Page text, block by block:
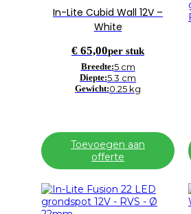
In-Lite Cubid Wall 12V –
White
€ 65,00per stuk
Breedte:5 cm
Diepte:5.3 cm
Gewicht:0.25 kg
Toevoegen aan
offerte